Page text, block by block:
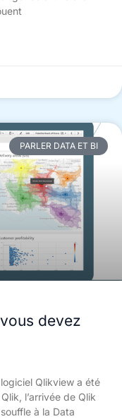
PARLER DATA ET BI
devez
Qlikview a été
l’arrivée de Qlik
à la Data